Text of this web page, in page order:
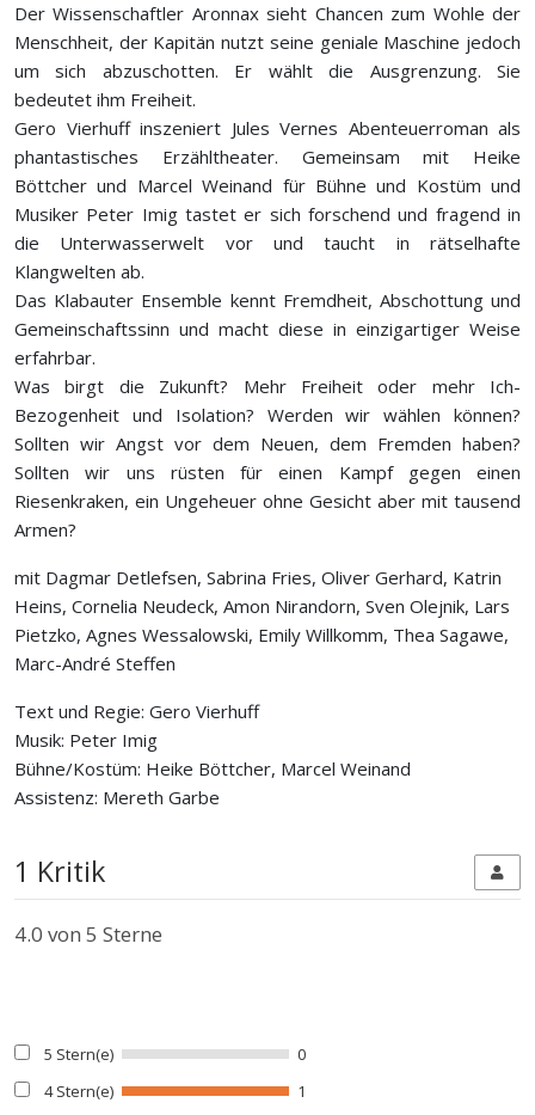
Der Wissenschaftler Aronnax sieht Chancen zum Wohle der
Menschheit, der Kapitän nutzt seine geniale Maschine jedoch
um sich abzuschotten. Er wählt die Ausgrenzung. Sie
bedeutet ihm Freiheit.
Gero Vierhuff inszeniert Jules Vernes Abenteuerroman als
phantastisches Erzähltheater. Gemeinsam mit Heike
Böttcher und Marcel Weinand für Bühne und Kostüm und
Musiker Peter Imig tastet er sich forschend und fragend in
die Unterwasserwelt vor und taucht in rätselhafte
Klangwelten ab.
Das Klabauter Ensemble kennt Fremdheit, Abschottung und
Gemeinschaftssinn und macht diese in einzigartiger Weise
erfahrbar.
Was birgt die Zukunft? Mehr Freiheit oder mehr Ich-
Bezogenheit und Isolation? Werden wir wählen können?
Sollten wir Angst vor dem Neuen, dem Fremden haben?
Sollten wir uns rüsten für einen Kampf gegen einen
Riesenkraken, ein Ungeheuer ohne Gesicht aber mit tausend
Armen?
mit Dagmar Detlefsen, Sabrina Fries, Oliver Gerhard, Katrin
Heins, Cornelia Neudeck, Amon Nirandorn, Sven Olejnik, Lars
Pietzko, Agnes Wessalowski, Emily Willkomm, Thea Sagawe,
Marc-André Steffen
Text und Regie: Gero Vierhuff
Musik: Peter Imig
Bühne/Kostüm: Heike Böttcher, Marcel Weinand
Assistenz: Mereth Garbe
1 Kritik
4.0 von 5 Sterne
5 Stern(e)
0
4 Stern(e)
1